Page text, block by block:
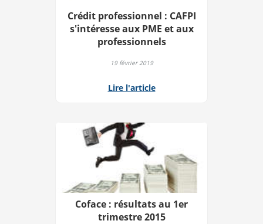
Crédit professionnel : CAFPI
s'intéresse aux PME et aux
professionnels
19 février 2019
Lire l'article
Coface : résultats au 1er
trimestre 2015